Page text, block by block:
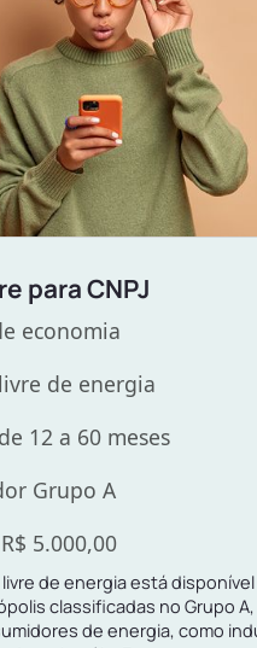
para CNPJ
economia
de energia
12 a 60 meses
Grupo A
5.000,00
de energia está
classificadas no Grupo
de energia, como